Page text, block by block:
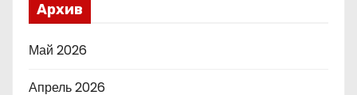
Архив
Май 2026
Апрель 2026